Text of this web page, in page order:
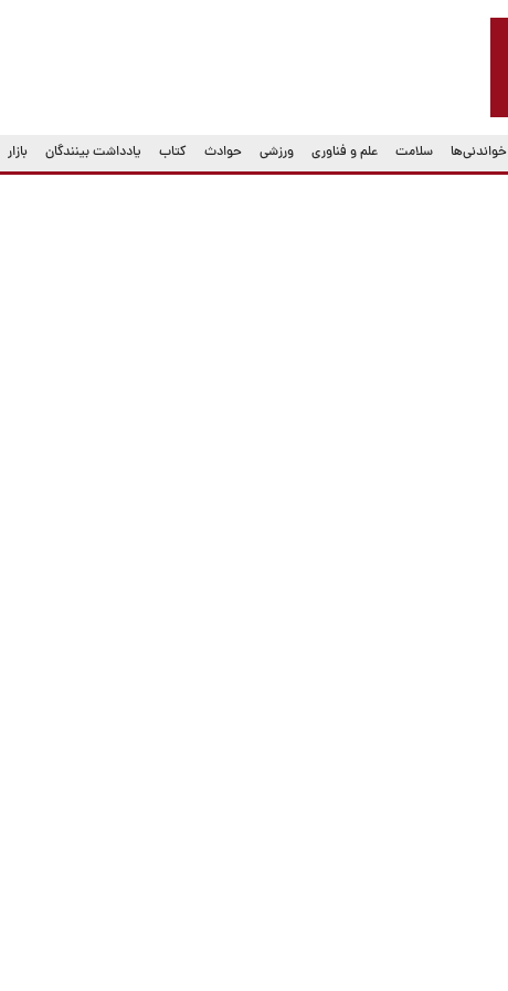
خواندنی‌ها سلامت علم و فناوری ورزشی حوادث کتاب یادداشت بینندگان بازار